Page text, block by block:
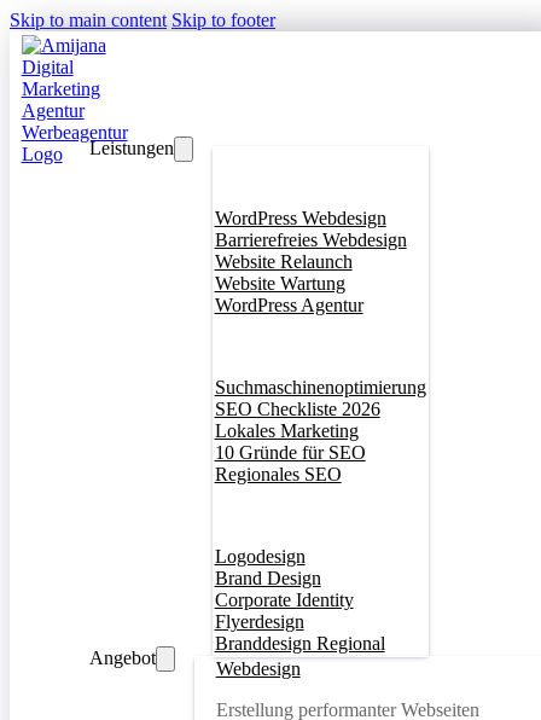
Skip to main content Skip to footer
Leistungen
WordPress Webdesign
Barrierefreies Webdesign
Website Relaunch
Website Wartung
WordPress Agentur
Suchmaschinenoptimierung
SEO Checkliste 2026
Lokales Marketing
10 Gründe für SEO
Regionales SEO
Logodesign
Brand Design
Corporate Identity
Flyerdesign
Branddesign Regional
Angebot
Webdesign
Erstellung performanter Webseiten